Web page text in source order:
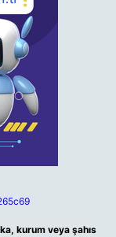
kurum veya şahıs